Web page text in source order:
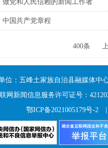
做党和人民信赖的新闻工作者
中国共产党章程
400条
位：五峰土家族自治县融媒体中
网新闻信息服务许可证号：
鄂ICP备2021005179号-2|